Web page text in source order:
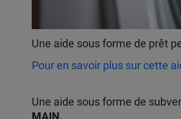
Une aide sous forme de prêt
Pour en savoir plus sur cette
Une aide sous forme de
MAIN.